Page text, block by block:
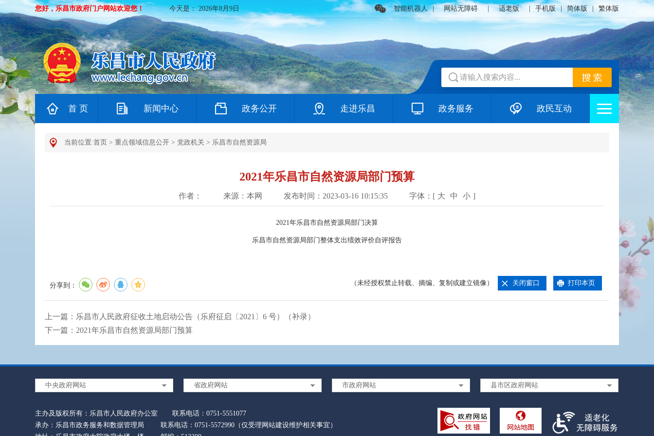
您好，乐昌市政府门户网站欢迎您！ 今天是：2026年8月9日 智能机器人 | 网站无障碍 适老版 手机版 简体版 繁体版
首 页 新闻中心 政务公开 走进乐昌 政务服务 政民互动
当前位置:首页 > 重点领域信息公开 > 党政机关 > 乐昌市自然资源局
2021年乐昌市自然资源局部门预算
作者： 来源：本网 发布时间：2023-03-16 10:15:35 字体：[ 大 中 小 ]
2021年乐昌市自然资源局部门决算
乐昌市自然资源局部门整体支出绩效评价自评报告
分享到： （未经授权禁止转载、摘编、复制或建立镜像） 关闭窗口 打印本页
上一篇： 乐昌市人民政府征收土地启动公告（乐府征启〔2021〕6 号）（补录）
下一篇： 2021年乐昌市自然资源局部门预算
中央政府网站 省政府网站 市政府网站 县市区政府网站
主办及版权所有：乐昌市人民政府办公室
联系电话：0751-5551077
承办：乐昌市政务服务和数据管理局
联系电话：0751-5572990（仅受理网站建设维护相关事宜）